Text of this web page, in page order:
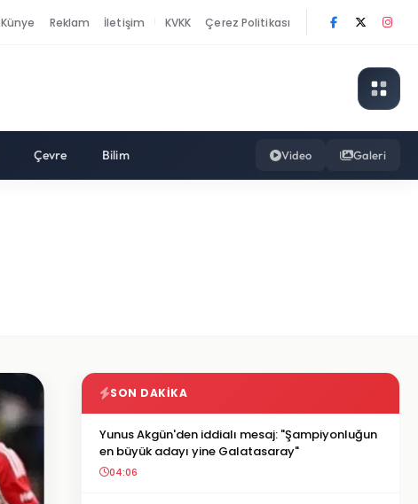
Künye Reklam İletişim KVKK Çerez Politikası
Çevre Bilim Video Galeri
SON DAKIKA
Yunus Akgün'den iddialı mesaj: "Şampiyonluğun
en büyük adayı yine Galatasaray"
04:06